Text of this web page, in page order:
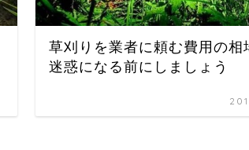
草刈りを業者に頼む費用の相
迷惑になる前にしましょう